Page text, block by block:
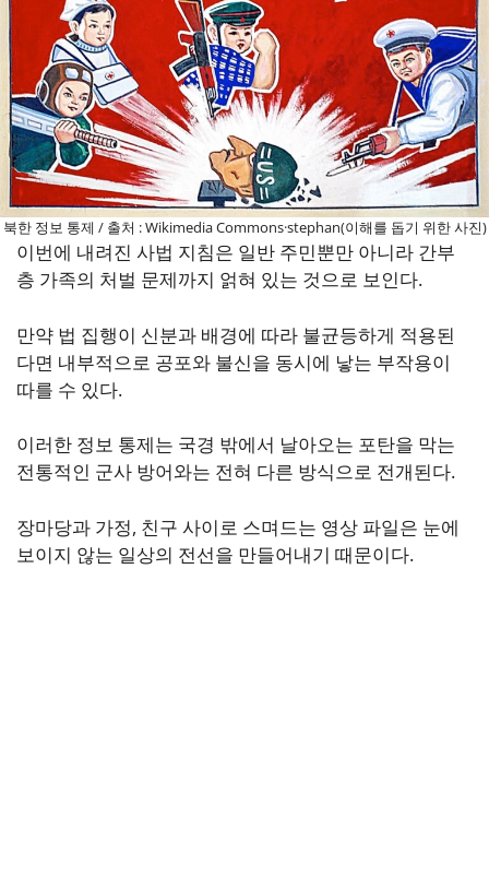
북한 정보 통제 / 출처 : Wikimedia Commons·stephan(이해를 돕기 위한 사진)
이번에 내려진 사법 지침은 일반 주민뿐만 아니라 간부
층 가족의 처벌 문제까지 얽혀 있는 것으로 보인다.
만약 법 집행이 신분과 배경에 따라 불균등하게 적용된
다면 내부적으로 공포와 불신을 동시에 낳는 부작용이
따를 수 있다.
이러한 정보 통제는 국경 밖에서 날아오는 포탄을 막는
전통적인 군사 방어와는 전혀 다른 방식으로 전개된다.
장마당과 가정, 친구 사이로 스며드는 영상 파일은 눈에
보이지 않는 일상의 전선을 만들어내기 때문이다.